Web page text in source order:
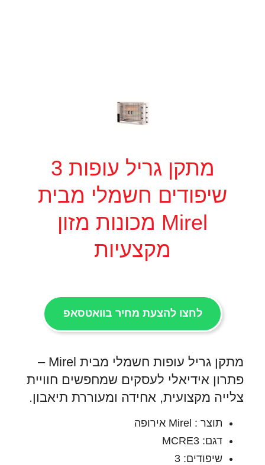
מתקן גריל עופות 3
שיפודים חשמלי מבית
Mirel מכונות מזון
מקצעיות
לחצו להצעת מחיר בוואטסאפ
מתקן גריל עופות חשמלי מבית Mirel –
פתרון אידיאלי לעסקים שמחפשים חוויית
צלייה מקצועית, אחידה ומעוררת תיאבון.
תוצר : Mirel אירופה
דגם: MCRE3
שיפודים: 3